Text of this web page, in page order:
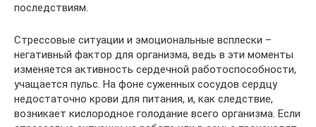
последствиям.
Стрессовые ситуации и эмоциональные всплески –
негативный фактор для организма, ведь в эти моменты
изменяется активность сердечной работоспособности,
учащается пульс. На фоне суженных сосудов сердцу
недостаточно крови для питания, и, как следствие,
возникает кислородное голодание всего организма. Если